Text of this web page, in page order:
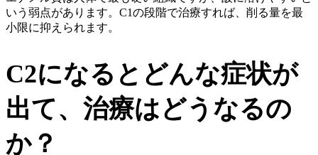
いう弱点があります。C1の段階で治療すれば、削る量を最
小限に抑えられます。
C2になるとどんな症状が
出て、治療はどうなるの
か？